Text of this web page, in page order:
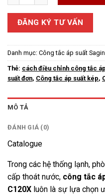
ĐĂNG KÝ TƯ VẤN
Danh mục: Công tắc áp suất
Thẻ: cách điều chỉnh công tắc
suất đơn, Công tắc áp suất kép,
MÔ TẢ
ĐÁNH GIÁ (0)
Catalogue
Trong các hệ thống lạnh,
cấp thoát nước, công tắc
C120X luôn là sự lựa chọn